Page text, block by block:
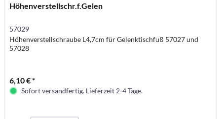
Höhenverstellschr.f.Gelen
57029
Höhenverstellschraube L4,7cm für Gelenktischfuß 57027 und
57028
6,10 € *
Sofort versandfertig. Lieferzeit 2-4 Tage.